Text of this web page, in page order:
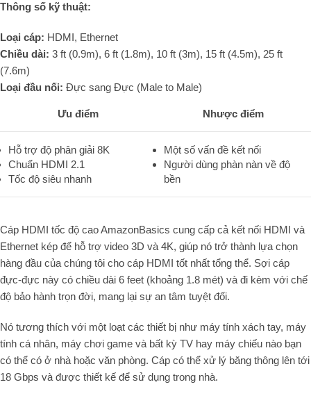
Thông số kỹ thuật:
Loại cáp: HDMI, Ethernet
Chiều dài: 3 ft (0.9m), 6 ft (1.8m), 10 ft (3m), 15 ft (4.5m), 25 ft
(7.6m)
Loại đầu nối: Đực sang Đực (Male to Male)
Ưu điểm Nhược điểm
Hỗ trợ độ phân giải 8K
Chuẩn HDMI 2.1
Tốc độ siêu nhanh
Một số vấn đề kết nối
Người dùng phàn nàn về độ
bền
Cáp HDMI tốc độ cao AmazonBasics cung cấp cả kết nối HDMI và
Ethernet kép để hỗ trợ video 3D và 4K, giúp nó trở thành lựa chọn
hàng đầu của chúng tôi cho cáp HDMI tốt nhất tổng thể. Sợi cáp
đực-đực này có chiều dài 6 feet (khoảng 1.8 mét) và đi kèm với chế
độ bảo hành trọn đời, mang lại sự an tâm tuyệt đối.
Nó tương thích với một loạt các thiết bị như máy tính xách tay, máy
tính cá nhân, máy chơi game và bất kỳ TV hay máy chiếu nào bạn
có thể có ở nhà hoặc văn phòng. Cáp có thể xử lý băng thông lên tới
18 Gbps và được thiết kế để sử dụng trong nhà.